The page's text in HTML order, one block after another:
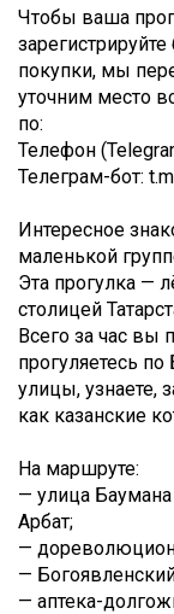
Чтобы ваша
покупки, мы
уточним место
по:
Телефон
Телеграм-бот:
Интересное
маленькой
Эта прогулка —
столицей
Всего за час вы
прогуляетесь
улицы, узнаете,
как казанские
На маршруте:
— улица Баумана
Арбат;
—
—
— аптека-